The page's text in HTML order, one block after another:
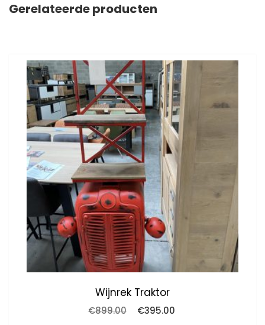
Gerelateerde producten
Wijnrek Traktor
€899.00
Oorspronkelijke
€395.00